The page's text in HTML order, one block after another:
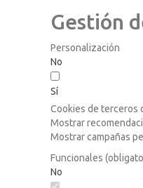
Gestión
Personalización
No
Sí
Cookies de terceros
Mostrar
Mostrar campañas
Funcionales
No